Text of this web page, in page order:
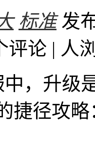
标准 发
评论 | 人
中，升级
捷径攻略